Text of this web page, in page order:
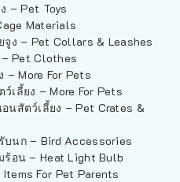
– Pet Toys
Materials
ง – Pet Collars & Leashes
– Pet Clothes
– More For Pets
เลี้ยง – More For Pets
นสัตว์เลี้ยง – Pet Crates &
บนก – Bird Accessories
ร้อน – Heat Light Bulb
For Pet Parents